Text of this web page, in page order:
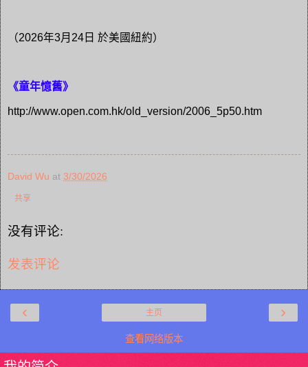
（2026年3月24日 於美國紐約）
《童年憶舊》
http://www.open.com.hk/old_version/2006_5p50.htm
David Wu at 3/30/2026
共享
没有评论:
发表评论
‹ ›
主页
查看网络版本